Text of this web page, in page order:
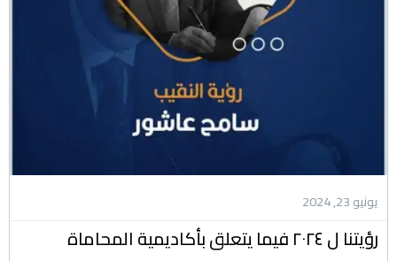
يونيو 23, 2024
رؤيتنا ل ٢٠٢٤ فيما يتعلق بأكاديمية المحاماة